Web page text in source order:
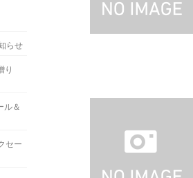
らせ
り
ル＆
セー